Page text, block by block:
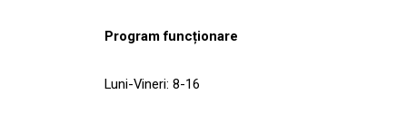
Program funcționare
Luni-Vineri: 8-16